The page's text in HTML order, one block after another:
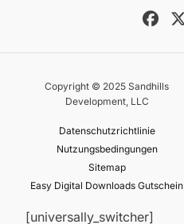
Copyright © 2025 Sandhills
Development, LLC
Datenschutzrichtlinie
Nutzungsbedingungen
Sitemap
Easy Digital Downloads Gutschein
[universally_switcher]